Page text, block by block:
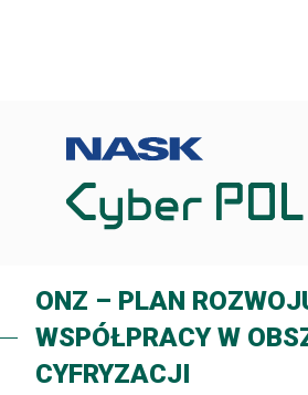
ONZ – PLAN
WSPÓŁPRACY W
CYFRYZACJI